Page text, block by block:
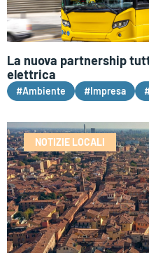
La nuova partnership
elettrica
#Ambiente #Impresa
NOTIZIE LOCALI